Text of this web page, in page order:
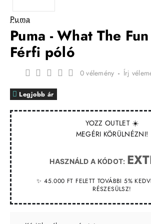
Puma
Puma - What The
Férfi póló
YOZZ OUTLET ☀️
MEGÉRI KÖRÜLNÉZNI!
HASZNÁLD A KÓDOT:
✨ 45.000 FT FELETT TOVÁBBI 5%
RÉSZESÜLSZ!
Legjobb ár
0 vélemény - Írj